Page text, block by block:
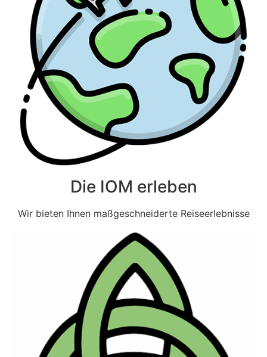
Die IOM erleben
Wir bieten Ihnen maßgeschneiderte Reiseerlebnisse